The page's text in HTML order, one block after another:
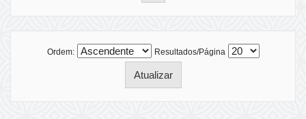
Ordem: Resultados/Página